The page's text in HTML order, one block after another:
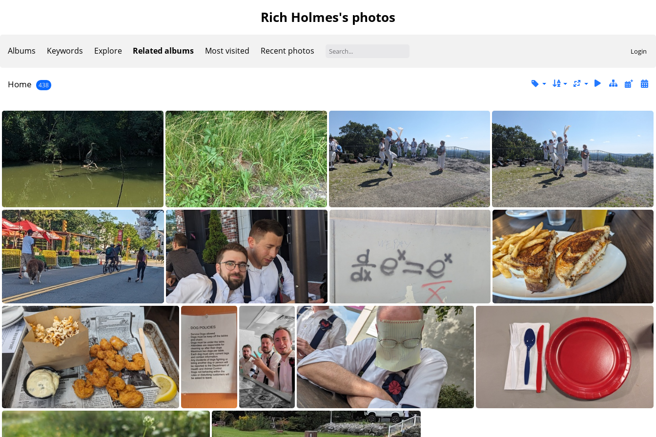
Rich Holmes's photos
Albums Keywords Explore Related albums Most visited Recent photos Login
Home 438
PXL_20230711_160333074.MP.jpg PXL_20230721_193610367.jpg PXL_20230723_145208980.jpg PXL_20230723_145221881.MP.jpg
PXL_20230723_210317886.MP.jpg PXL_20230723_211002700.MP.jpg PXL_20230726_165443646.jpg PXL_20230726_180607520.MP.jpg